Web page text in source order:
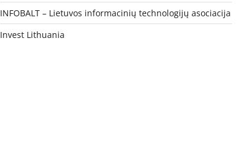
INFOBALT – Lietuvos informacinių technologijų asociacija
Invest Lithuania